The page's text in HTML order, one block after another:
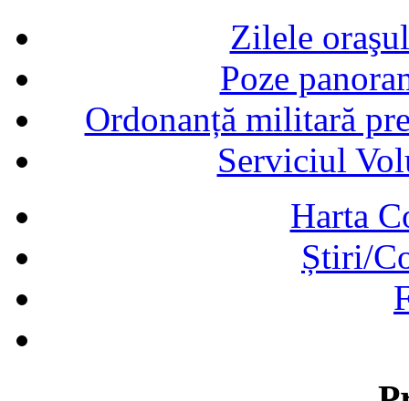
Zilele
Poze
Ordonanță militară
Serviciul
Harta
Știri/